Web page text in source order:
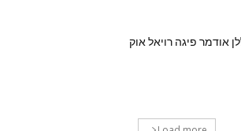
אודמר פיגה רויאל אוק